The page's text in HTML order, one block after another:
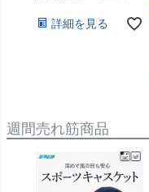
詳細を見る
週間売れ筋商品